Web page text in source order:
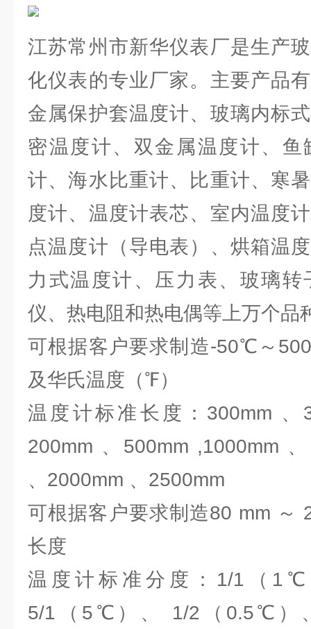
江苏常州市新华仪表厂是生产
化仪表的专业厂家。主要产品
金属保护套温度计、玻璃内标
密温度计、双金属温度计、
计、海水比重计、比重计、寒
度计、温度计表芯、室内温度
点温度计（导电表）、烘箱温
力式温度计、压力表、玻璃
仪、热电阻和热电偶等上万个
可根据客户要求制造-50℃～
及华氏温度（℉）
温度计标准长度：300mm 、
200mm 、500mm ,1000mm
、2000mm 、2500mm
可根据客户要求制造80 mm ～
长度
温度计标准分度：1/1（
5/1（5℃）、 1/2（0.5℃）